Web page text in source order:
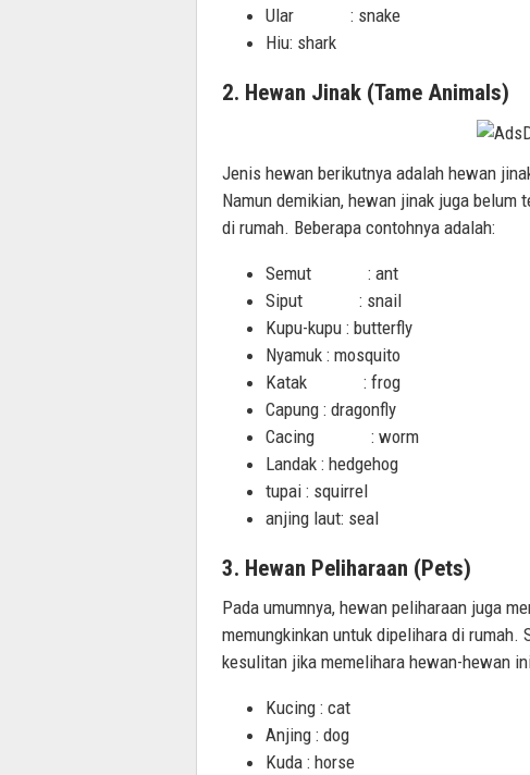
Ular : snake
Hiu: shark
2. Hewan Jinak (Tame Animals)
Jenis hewan berikutnya adalah hewan
Namun demikian, hewan jinak juga
di rumah. Beberapa contohnya adalah:
Semut : ant
Siput : snail
Kupu-kupu : butterfly
Nyamuk : mosquito
Katak : frog
Capung : dragonfly
Cacing : worm
Landak : hedgehog
tupai : squirrel
anjing laut: seal
3. Hewan Peliharaan (Pets)
Pada umumnya, hewan peliharaan juga
memungkinkan untuk dipelihara di rumah.
kesulitan jika memelihara hewan-hewan
Kucing : cat
Anjing : dog
Kuda : horse